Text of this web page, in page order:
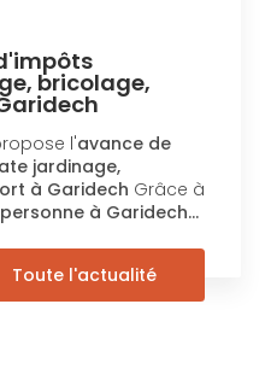
bricolage,
l' avance de
jardinage,
à GaridechGrâce à
à Garidech…
Toute l'actualité